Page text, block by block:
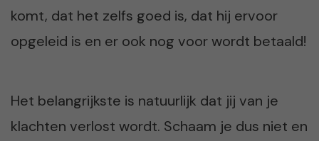
komt, dat het zelfs goed is, dat hij ervoor
opgeleid is en er ook nog voor wordt betaald!
Het belangrijkste is natuurlijk dat jij van je
klachten verlost wordt. Schaam je dus niet en